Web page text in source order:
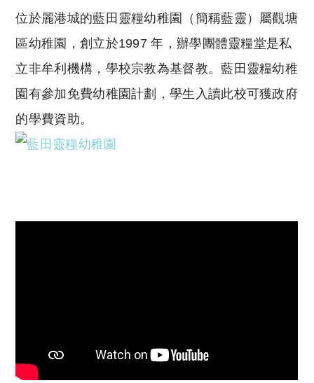
位於麗港城的藍田靈糧幼稚園（簡稱藍靈）屬觀塘
區幼稚園，創立於1997 年，辦學團體靈糧堂是私
立非牟利機構，學校宗教為基督教。藍田靈糧幼稚
園有參加免費幼稚園計劃，學生入讀此校可獲政府
的學費資助。